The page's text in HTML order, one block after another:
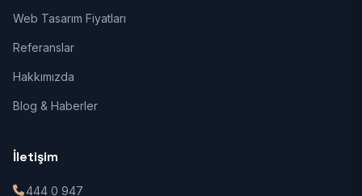
Web Tasarım Fiyatları
Referanslar
Hakkımızda
Blog & Haberler
İletişim
444 0 947